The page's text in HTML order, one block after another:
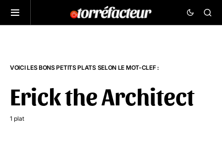
VOICI LES BONS PETITS PLATS SELON LE MOT-CLEF :
Erick the Architect
1 plat